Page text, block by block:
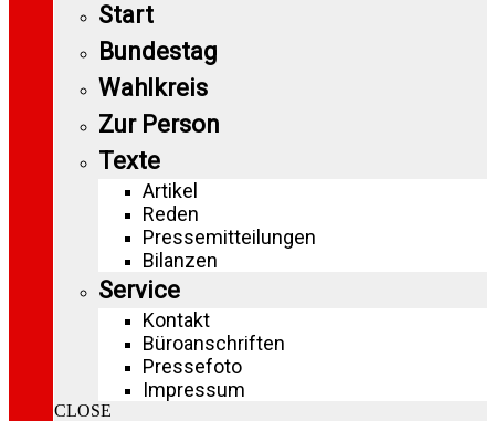
Start
Bundestag
Wahlkreis
Zur Person
Texte
Artikel
Reden
Pressemitteilungen
Bilanzen
Service
Kontakt
Büroanschriften
Pressefoto
Impressum
CLOSE